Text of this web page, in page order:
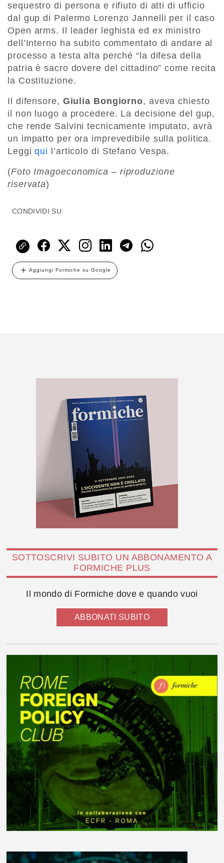
sequestro di persona e rifiuto di atti di ufficio
dal gup di Palermo Lorenzo Jannelli per il caso
Open arms. Il leader leghista ed ex ministro
dell’Interno ha subito commentato di andare al
processo a testa alta perché “la difesa della
patria è sacro dovere del cittadino” come recita
la Costituzione.
Il difensore, Giulia Bongiorno, aveva chiesto
il non luogo a procedere. La decisione del gup,
che rende Salvini tecnicamente imputato, avrà
un impatto per ora imprevedibile sulla politica.
Leggiqui l’articolo di Stefano Vespa.
(Foto Imagoeconomica – riproduzione
riservata)
CONDIVIDI SU:
Aggiungi Formiche su Google
SOTTOSCRIVI SUBITO UN ABBONAMENTO A
FORMICHE PLUS
Il mondo di Formiche dove e quando vuoi
ABBONATI SUBITO